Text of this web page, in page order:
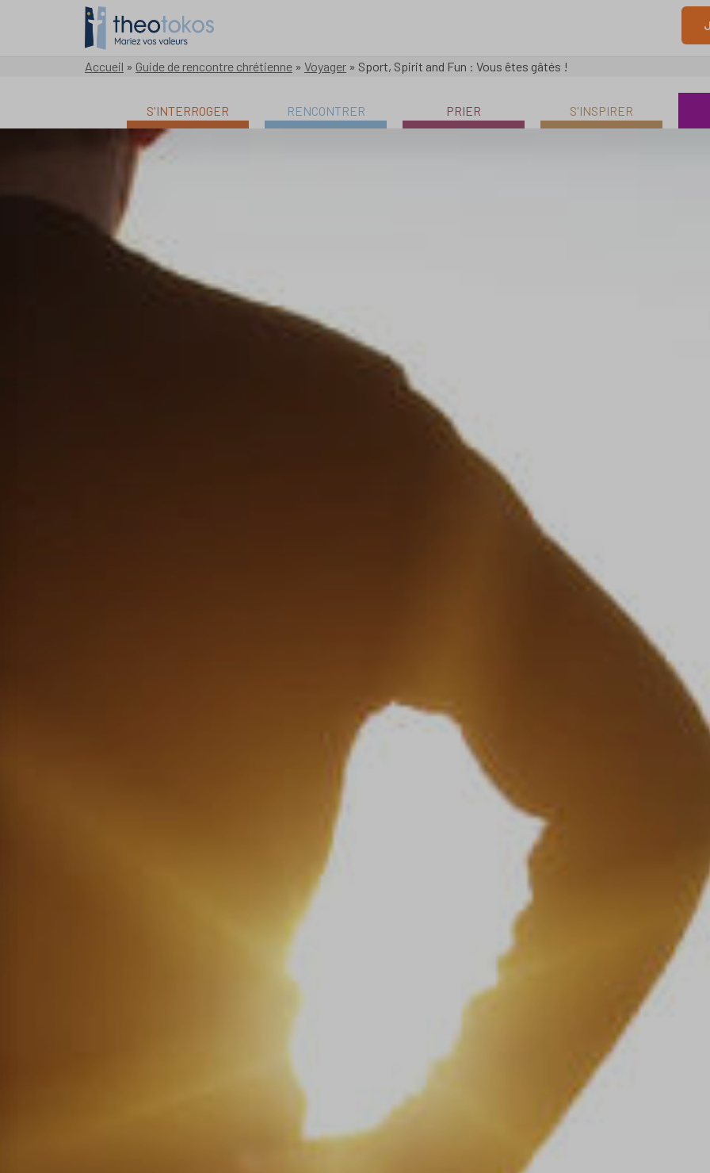
Accueil » Guide de rencontre chrétienne » Voyager » Sport, Spirit and Fun : Vous êtes gâtés !
S'INTERROGER RENCONTRER PRIER S'INSPIRER